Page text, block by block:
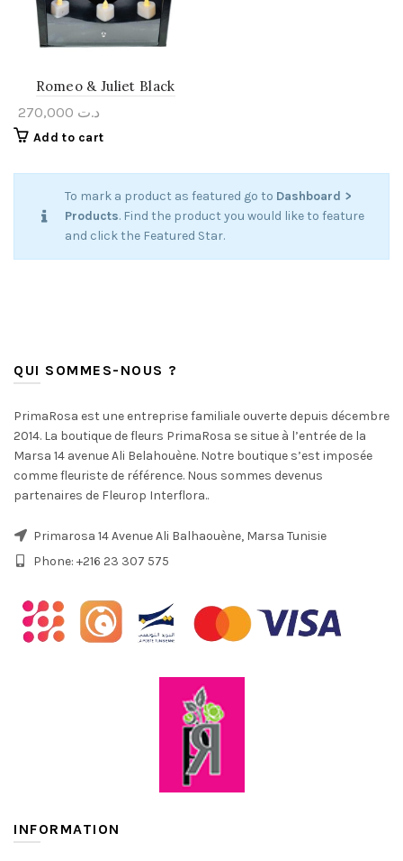
Romeo & Juliet Black
د.ت
Add to cart
To mark a product as featured go to Dashboard >
Products. Find the product you would like to feature
and click the Featured Star.
QUI SOMMES-NOUS ?
PrimaRosa est une entreprise familiale ouverte depuis décembre
2014. La boutique de fleurs PrimaRosa se situe à l’entrée de la
Marsa 14 avenue Ali Belahouène. Notre boutique s’est imposée
comme fleuriste de référence. Nous sommes devenus
partenaires de Fleurop Interflora..
Primarosa 14 Avenue Ali Balhaouène, Marsa Tunisie
Phone: +216 23 307 575
INFORMATION